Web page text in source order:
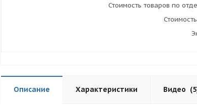
Стоимость товаров по
Описание Характеристики Видео